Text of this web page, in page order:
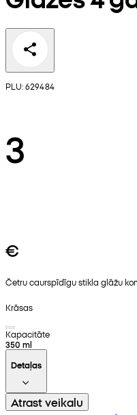
PLU: 629484
3
€
Četru caurspīdīgu stikla glāžu
Krāsas
Kapacitāte
350 ml
Detaļas
Atrast veikalu